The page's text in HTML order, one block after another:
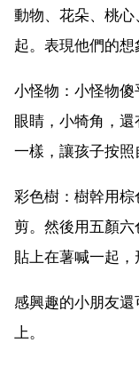
動物、花朵、桃
起。表現他們的想
小怪物：小怪物
眼睛，小犄角，
一樣，讓孩子按照
彩色樹：樹幹用
剪。然後用五顏六
貼上在薯喊一起，
感興趣的小朋友
上。